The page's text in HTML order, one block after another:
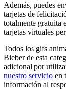
Además, puedes
tarjetas de
totalmente gratuita
tarjetas virtuales
Todos los gifs
Bieber de esta
adicional por
nuestro servicio en
información al